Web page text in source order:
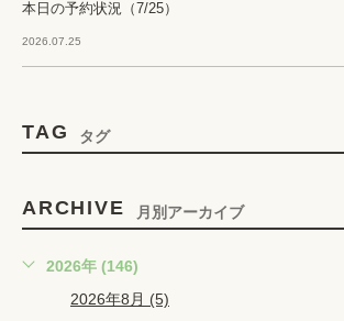
本日の予約状況（7/25）
2026.07.25
TAG タグ
ARCHIVE 月別アーカイブ
2026年 (146)
2026年8月 (5)